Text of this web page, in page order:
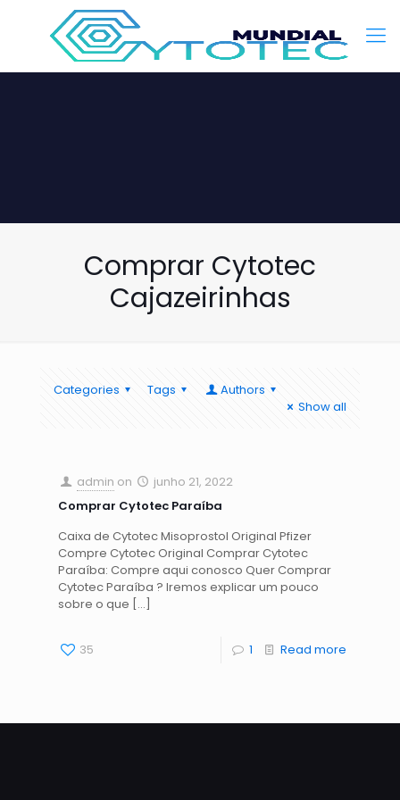
Comprar Cytotec
Cajazeirinhas
Categories Tags
Authors
Show all
admin on
junho 21, 2022
Comprar Cytotec Paraíba
Caixa de Cytotec Misoprostol Original Pfizer
Compre Cytotec Original Comprar Cytotec
Paraíba: Compre aqui conosco Quer Comprar
Cytotec Paraíba ? Iremos explicar um pouco
sobre o que […]
35 1 Read more